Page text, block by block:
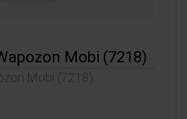
Mobi (7218)
Mobi (7218)